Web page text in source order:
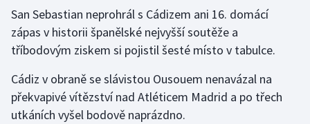
Parasport
Plážový volejbal
San Sebastian neprohrál s Cádizem ani 16. domácí
zápas v historii španělské nejvyšší soutěže a
tříbodovým ziskem si pojistil šesté místo v tabulce.
Cádiz v obraně se slávistou Ousouem nenavázal na
překvapivé vítězství nad Atléticem Madrid a po třech
utkáních vyšel bodově naprázdno.